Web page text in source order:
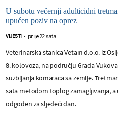
U subotu večernji adulticidni
upućen poziv na oprez
VIJESTI - prije 22 sata
Veterinarska stanica Vetam d.o.o. iz
8. kolovoza, na području Grada
suzbijanja komaraca sa zemlje.
sata metodom toplog zamagljivanja, a
odgođen za sljedeći dan.